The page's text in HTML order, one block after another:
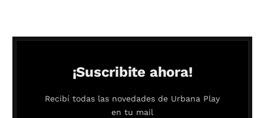
¡Suscribite ahora!
Recibí todas las novedades de Urbana Play
en tu mail